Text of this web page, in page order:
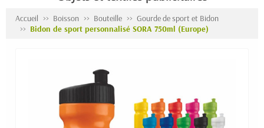
Accueil Boisson Bouteille
Gourde de sport et Bidon
Bidon de sport personnalisé SORA 750ml (Europe)